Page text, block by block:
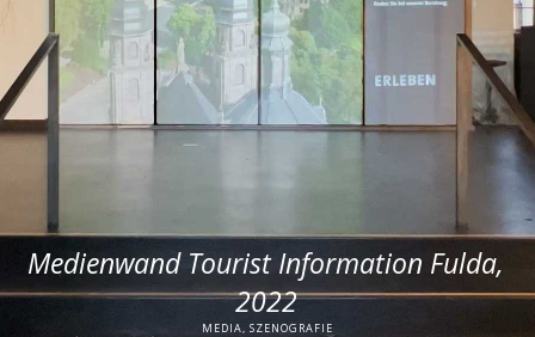
Medienwand Tourist Information Fulda,
2022
MEDIA, SZENOGRAFIE